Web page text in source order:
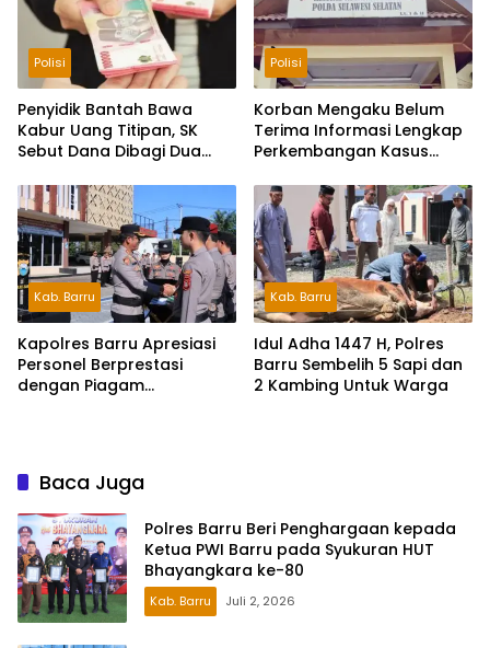
Polisi
Penyidik Bantah Bawa
Kabur Uang Titipan, SK
Sebut Dana Dibagi Dua
Polisi
Korban Mengaku Belum
Terima Informasi Lengkap
Perkembangan Kasus
Juta
Kab. Barru
Kapolres Barru Apresiasi
Personel Berprestasi
dengan Piagam
Kab. Barru
Idul Adha 1447 H, Polres
Barru Sembelih 5 Sapi dan
2 Kambing Untuk Warga
Baca Juga
Polres Barru Beri Penghargaan kepada
Ketua PWI Barru pada Syukuran HUT
Bhayangkara ke-80
Kab. Barru Juli 2, 2026